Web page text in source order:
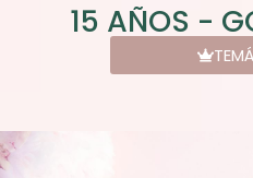
15 AÑOS -